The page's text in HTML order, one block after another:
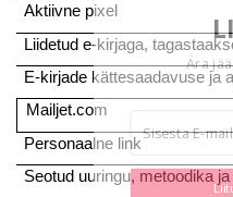
Aktiivne pixel
Liidetud e-kirjaga,
E-kirjade kättesaadavuse ja
Mailjet.com
Personaalne link
Seotud uuringu, metoodika
Ära